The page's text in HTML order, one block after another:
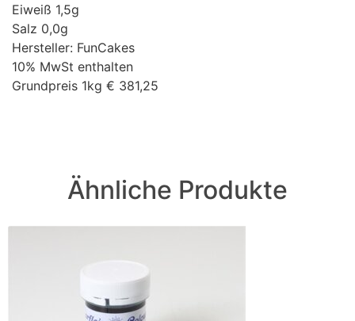
Eiweiß 1,5g
Salz 0,0g
Hersteller: FunCakes
10% MwSt enthalten
Grundpreis 1kg € 381,25
Ähnliche Produkte